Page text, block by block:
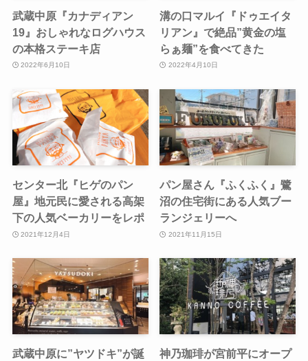
武蔵中原『カナディアン
19』おしゃれなログハウス
の本格ステーキ店
2022年6月10日
溝の口マルイ『ドゥエイタ
リアン』で絶品”黄金の塩
らぁ麺”を食べてきた
2022年4月10日
センター北『ヒゲのパン
屋』地元民に愛される高架
下の人気ベーカリーをレポ
2021年12月4日
パン屋さん『ふくふく』鷺
沼の住宅街にある人気ブー
ランジェリーへ
2021年11月15日
武蔵中原に”ヤツドキ”が誕
神乃珈琲が宮前平にオープ